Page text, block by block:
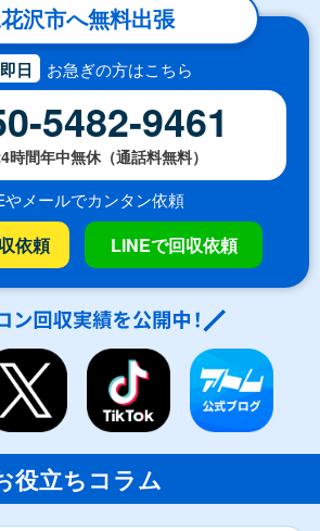
沢市へ無料出張
日 お急ぎの方はこちら
5482-9461
時間年中無休（通話料無料）
やメールでカンタン依頼
依頼 LINEで回収依頼
役立ちコラム